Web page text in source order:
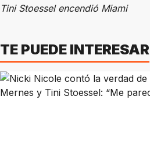
Tini Stoessel encendió Miami
TE PUEDE INTERESAR